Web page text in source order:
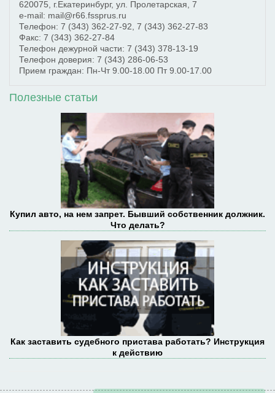
620075
г.Екатеринбург, ул. Пролетарская, 7
e-mail: mail@r66.fssprus.ru
Телефон: 7 (343) 362-27-92 7 (343) 362-27-83
Факс: 7 (343) 362-27-84
Телефон дежурной части: 7 (343) 378-13-19
Телефон доверия: 7 (343) 286-06-53
Прием граждан: Пн-Чт 9.00-18.00 Пт 9.00-17.00
Полезные статьи
Купил авто, на нем запрет. Бывший собственник должник.
Что делать?
Как заставить судебного пристава работать? Инструкция
к действию